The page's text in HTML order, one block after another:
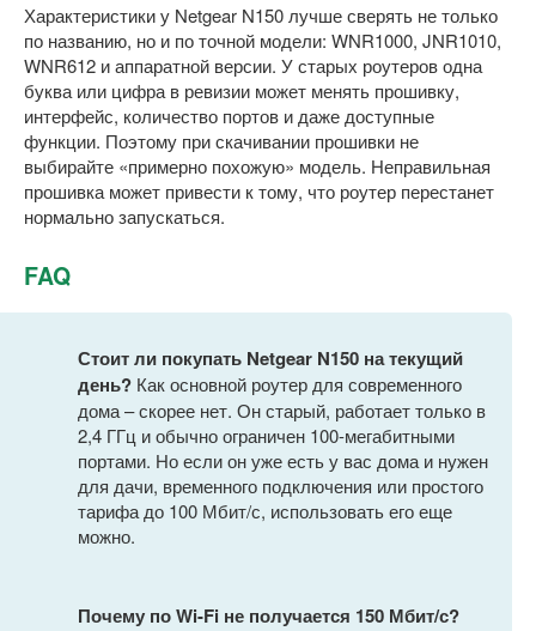
Характеристики у Netgear N150 лучше сверять не только
по названию, но и по точной модели: WNR1000, JNR1010,
WNR612 и аппаратной версии. У старых роутеров одна
буква или цифра в ревизии может менять прошивку,
интерфейс, количество портов и даже доступные
функции. Поэтому при скачивании прошивки не
выбирайте «примерно похожую» модель. Неправильная
прошивка может привести к тому, что роутер перестанет
нормально запускаться.
FAQ
Стоит ли покупать Netgear N150 на текущий
день? Как основной роутер для современного
дома – скорее нет. Он старый, работает только в
2,4 ГГц и обычно ограничен 100-мегабитными
портами. Но если он уже есть у вас дома и нужен
для дачи, временного подключения или простого
тарифа до 100 Мбит/с, использовать его еще
можно.
Почему по Wi-Fi не получается 150 Мбит/с?